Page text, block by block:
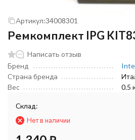
Артикул:34008301
Ремкомплект IPG
Написать отзыв
Бренд
Страна бренда
Вес
0.5
Склад:
Нет в наличии